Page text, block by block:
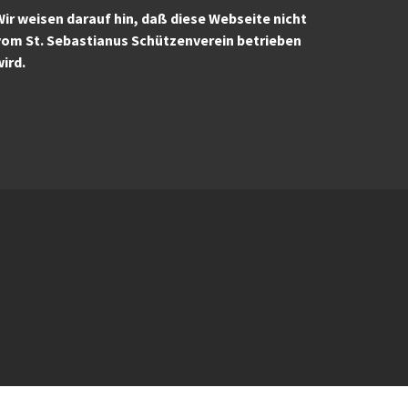
weisen darauf hin, daß diese Webseite nicht
St. Sebastianus Schützenverein betrieben